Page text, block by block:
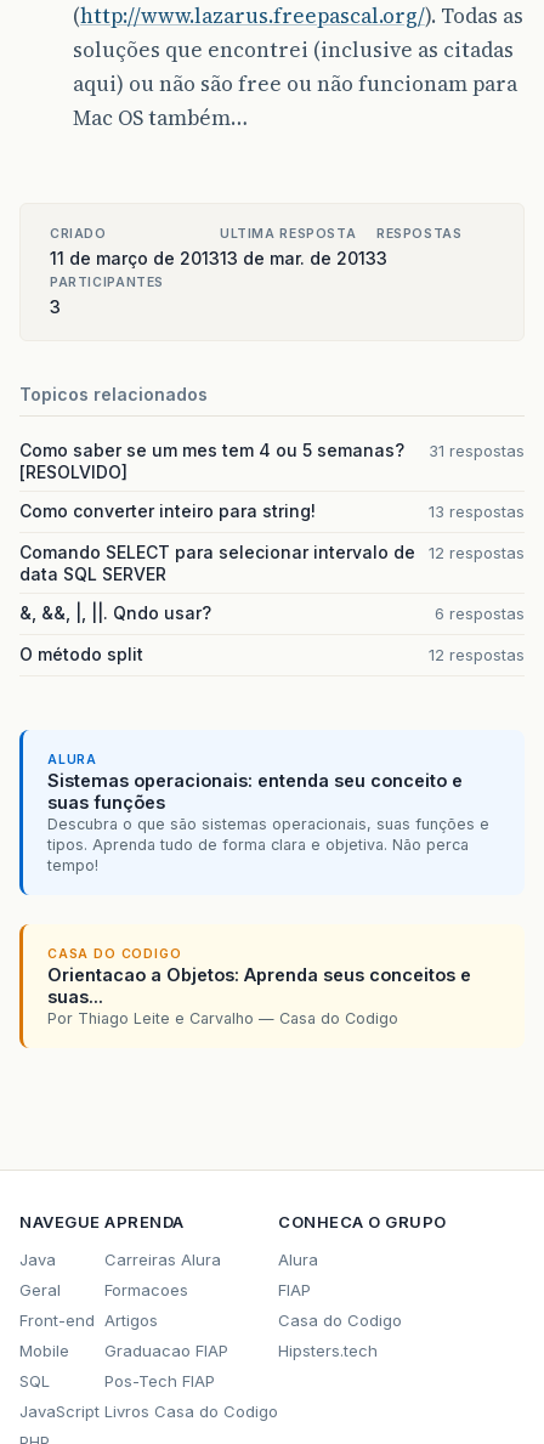
(http://www.lazarus.freepascal.org/). Todas as
soluções que encontrei (inclusive as citadas
aqui) ou não são free ou não funcionam para
Mac OS também…
CRIADO
11 de março de 2013
ULTIMA RESPOSTA
13 de mar. de 2013
RESPOSTAS
3
PARTICIPANTES
3
Topicos relacionados
Como saber se um mes tem 4 ou 5 semanas?
[RESOLVIDO]
31 respostas
Como converter inteiro para string! 13 respostas
Comando SELECT para selecionar intervalo de
data SQL SERVER
12 respostas
&, &&, |, ||. Qndo usar? 6 respostas
O método split 12 respostas
ALURA
Sistemas operacionais: entenda seu conceito e
suas funções
Descubra o que são sistemas operacionais, suas funções e
tipos. Aprenda tudo de forma clara e objetiva. Não perca
tempo!
CASA DO CODIGO
Orientacao a Objetos: Aprenda seus conceitos e
suas...
Por Thiago Leite e Carvalho — Casa do Codigo
NAVEGUE
Java
Geral
Front-end
Mobile
SQL
JavaScript
APRENDA
Carreiras Alura
Formacoes
Artigos
Graduacao FIAP
Pos-Tech FIAP
Livros Casa do Codigo
CONHECA O GRUPO
Alura
FIAP
Casa do Codigo
Hipsters.tech